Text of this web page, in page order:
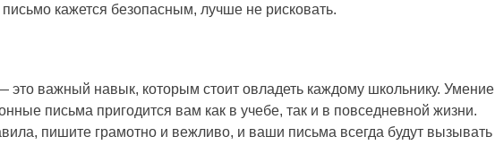
кажется безопасным, лучше не рисковать.
это важный навык, которым стоит овладеть каждому школьнику. Умение
письма пригодится вам как в учебе, так и в повседневной жизни.
пишите грамотно и вежливо, и ваши письма всегда будут вызывать